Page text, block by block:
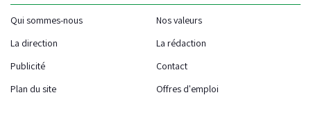
Qui sommes-nous
Nos valeurs
La direction
La rédaction
Publicité
Contact
Plan du site
Offres d'emploi